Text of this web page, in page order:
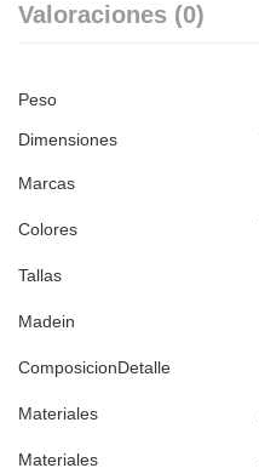
Valoraciones (0)
Peso
Dimensiones
Marcas
Colores
Tallas
Madein
ComposicionDetalle
Materiales
Materiales